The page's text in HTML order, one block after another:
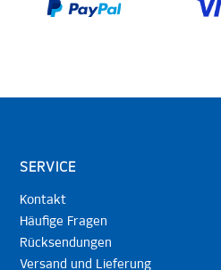
SERVICE
Kontakt
Häufige Fragen
Rücksendungen
Versand und Lieferung